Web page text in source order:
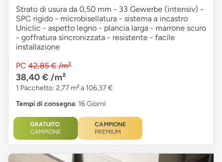
Strato di usura da 0,50 mm - 33 Gewerbe (intensiv) -
SPC rigido - microbisellatura - sistema a incastro
Uniclic - aspetto legno - plancia larga - marrone scuro
- goffratura sincronizzata - resistente - facile
installazione
PC 42,85 € /m²
38,40 € /m²
1 Pacchetto: 2,77 m² a 106,37 €
Tempi di consegna: 16 Giorni
GRATUITO
CAMPIONE
CAMPIONE
PREMIUM